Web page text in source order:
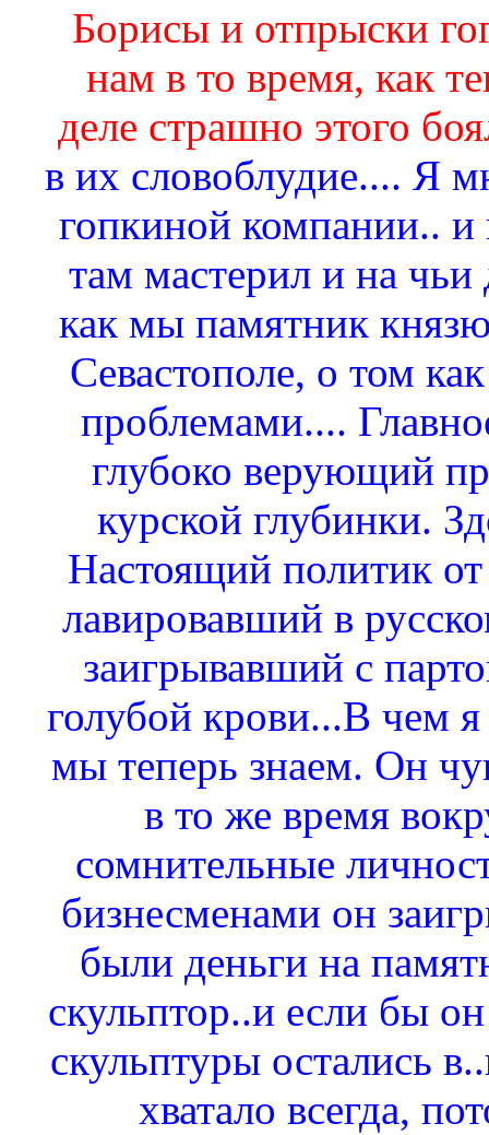
Борисы и отпрыски
нам в то время, как
деле страшно этого
в их словоблудие.... Я
гопкиной компании.. и
там мастерил и на
как мы памятник
Севастополе, о том
проблемами....
глубоко верующий
курской глубинки.
Настоящий политик
лавировавший в
заигрывавший с
голубой крови...В чем
мы теперь знаем. Он
в то же время
сомнительные
бизнесменами он
были деньги на
скульптор..и если бы
скульптуры остались
хватало всегда,